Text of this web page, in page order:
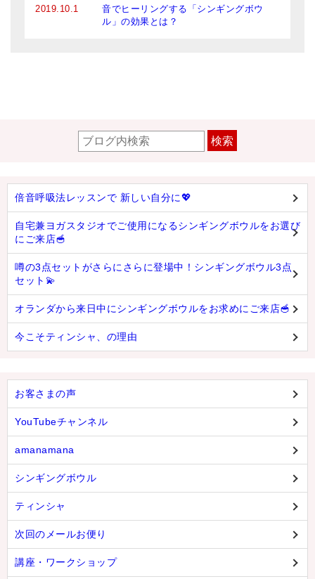
2019.10.1
音でヒーリングする「シンギングボウ
ル」の効果とは？
検索
倍音呼吸法レッスンで 新しい自分に💖
自宅兼ヨガスタジオでご使用になるシンギングボウルをお選び
にご来店🥣
噂の3点セットがさらにさらに登場中！シンギングボウル3点
セット💫
オランダから来日中にシンギングボウルをお求めにご来店🥣
今こそティンシャ、の理由
お客さまの声
YouTubeチャンネル
amanamana
シンギングボウル
ティンシャ
次回のメールお便り
講座・ワークショップ